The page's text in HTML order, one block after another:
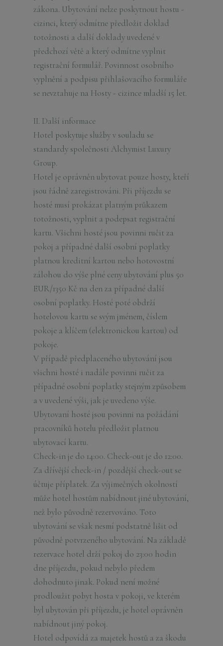
zákona. Ubytování nelze poskytnout hostu -
cizinci, který odmítne předložit doklad
totožnosti a další doklady uvedené v
předchozí větě a který odmítne vyplnit
registrační formulář. Povinnost osobního
vyplnění a podpisu přihlašovacího formuláře
se nevztahuje na Hosty - cizince mladší 15 let.
II. Další informace
Hotel poskytuje služby v souladu se
standardy společnosti Alchymist Luxury
Group.
Hotel je oprávněn ubytovat pouze hosty, kteří
jsou řádně zaregistrováni. Při příjezdu se
hosté musí prokázat platným průkazem
totožnosti, vyplnit a podepsat registrační
kartu. Všichni hosté jsou povinni ručit za
pokoj a případné další osobní poplatky
platnou kreditní kartou nebo hotovostní
zálohou do výše plné ceny ubytování plus 50
EUR/1350 Kč na den za případné další
osobní poplatky. Hosté poté obdrží
hotelovou kartu se svým jménem, číslem
pokoje a klíčem (elektronickou kartou) od
pokoje.
V případě předplaceného ubytování jsou
všichni hosté i nadále povinni ručit za
případné osobní poplatky stejným způsobem
a v uvedené výši, jak je uvedeno výše.
Ubytovaní hosté jsou povinni na požádání
pracovníků hotelu předložit platnou
ubytovací kartu.
Check-in je do 14:00. Check-out je do 12:00.
Za dřívější check-in / pozdější check-out se
účtuje příplatek. Za výjimečných okolností
může hotel hostům nabídnout jiné ubytování,
než bylo původně rezervováno. Toto
ubytování se však nesmí podstatně lišit od
původně potvrzeného ubytování. Na základě
rezervace hotel drží pokoj do 23:00 hodin
dne příjezdu, pokud nebylo předem
dohodnuto jinak. Pokud není možné
prodloužit pobyt hosta v pokoji, ve kterém
byl ubytován při příjezdu, je hotel oprávněn
nabídnout jiný pokoj.
Hotel odpovídá za majetek hostů a za škodu